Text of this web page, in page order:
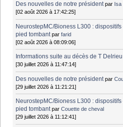
Des nouvelles de notre président par Isa
[02 août 2026 à 17:42:25]
NeurostepMC/Bioness L300 :
pied tombant parfarid
[02 août 2026 à 08:09:06]
Informations suite au décès de T
[30 juillet 2026 à 11:47:14]
Des nouvelles de notre président par
[29 juillet 2026 à 11:21:21]
NeurostepMC/Bioness L300 :
pied tombant parCouette de cheval
[29 juillet 2026 à 11:12:41]